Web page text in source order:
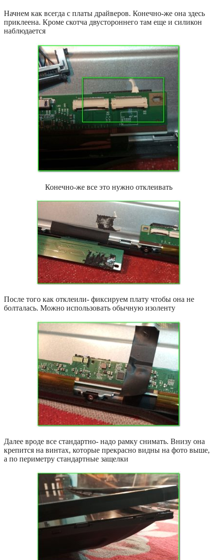
Начнем как всегда с платы драйверов. Конечно-же она здесь
приклеена. Кроме скотча двустороннего там еще и силикон
наблюдается
Конечно-же все это нужно отклеивать
После того как отклеили- фиксируем плату чтобы она не
болталась. Можно использовать обычную изоленту
Далее вроде все стандартно- надо рамку снимать. Внизу она
крепится на винтах, которые прекрасно видны на фото выше,
а по периметру стандартные защелки